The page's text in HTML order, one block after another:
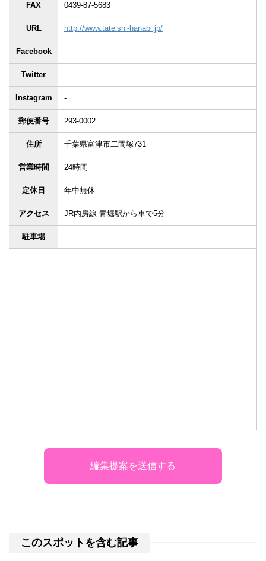
FAX 0439-87-5683
URL http://www.tateishi-hanabi.jp/
Facebook -
Twitter -
Instagram -
郵便番号 293-0002
住所 千葉県富津市二間塚731
営業時間 24時間
定休日 年中無休
アクセス JR内房線 青堀駅から車で5分
駐車場 -
このスポットを含む記事